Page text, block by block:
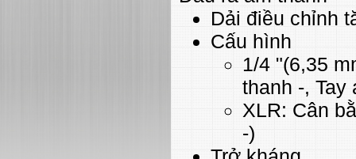
Dải điều chỉnh
Cấu hình
1/4 "(6,35
thanh -, Tay
XLR: Cân
-)